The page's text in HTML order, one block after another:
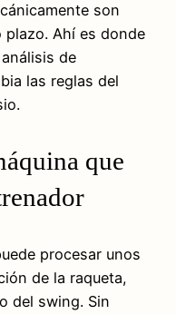
son
plazo. Ahí es donde
de
las reglas del
que
procesar unos
de la raqueta,
del swing. Sin